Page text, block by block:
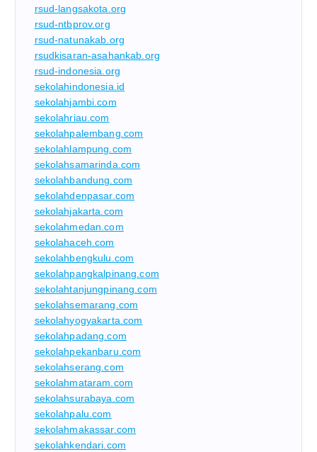
rsud-langsakota.org
rsud-ntbprov.org
rsud-natunakab.org
rsudkisaran-asahankab.org
rsud-indonesia.org
sekolahindonesia.id
sekolahjambi.com
sekolahriau.com
sekolahpalembang.com
sekolahlampung.com
sekolahsamarinda.com
sekolahbandung.com
sekolahdenpasar.com
sekolahjakarta.com
sekolahmedan.com
sekolahaceh.com
sekolahbengkulu.com
sekolahpangkalpinang.com
sekolahtanjungpinang.com
sekolahsemarang.com
sekolahyogyakarta.com
sekolahpadang.com
sekolahpekanbaru.com
sekolahserang.com
sekolahmataram.com
sekolahsurabaya.com
sekolahpalu.com
sekolahmakassar.com
sekolahkendari.com